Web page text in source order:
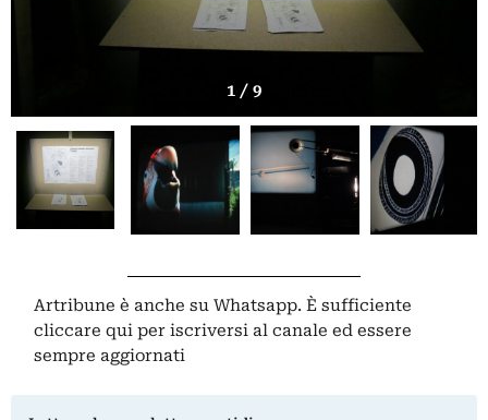
1 / 9
Artribune è anche su Whatsapp. È sufficiente
cliccare qui per iscriversi al canale ed essere
sempre aggiornati